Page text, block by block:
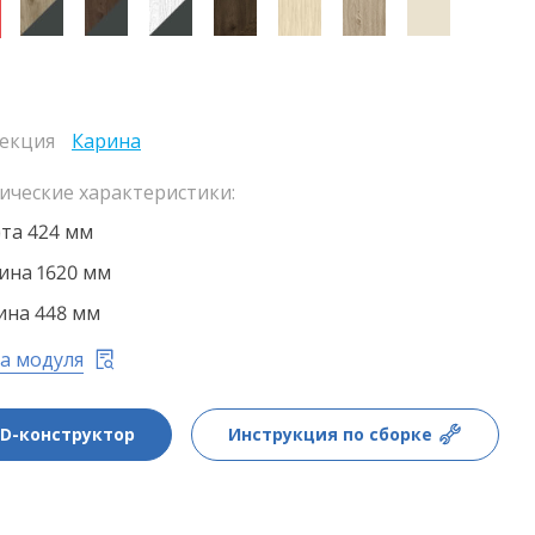
Карина
характеристики:
424 мм
1620 мм
448 мм
модуля
конструктор Инструкция по сборке